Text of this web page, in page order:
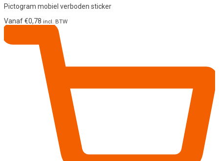
Pictogram mobiel verboden sticker
Vanaf€0,78 incl. BTW